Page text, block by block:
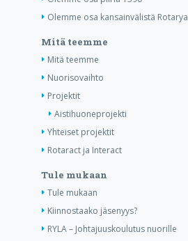
Olemme osa kansainvälistä Rotarya
Mitä teemme
Mitä teemme
Nuorisovaihto
Projektit
Aistihuoneprojekti
Yhteiset projektit
Rotaract ja Interact
Tule mukaan
Tule mukaan
Kiinnostaako jäsenyys?
RYLA – Johtajuuskoulutus nuorille